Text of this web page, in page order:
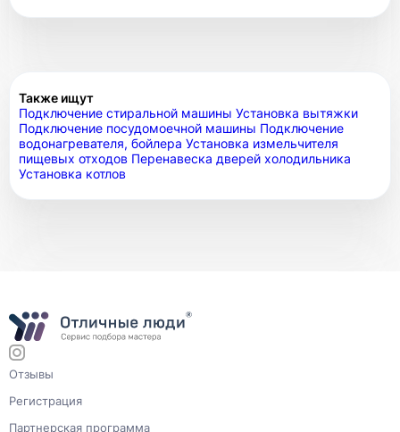
Также ищут
Подключение стиральной машины Установка вытяжки
Подключение посудомоечной машины Подключение
водонагревателя, бойлера Установка измельчителя
пищевых отходов Перенавеска дверей холодильника
Установка котлов
Отзывы
Регистрация
Партнерская программа